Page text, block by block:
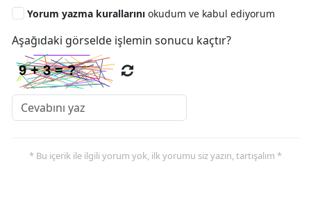
Yorum yazma kurallarını okudum ve kabul ediyorum
Aşağıdaki görselde işlemin sonucu kaçtır?
* Bu içerik ile ilgili yorum yok, ilk yorumu siz yazın, tartışalım *